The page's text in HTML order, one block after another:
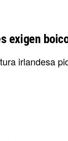
exigen
irlandesa